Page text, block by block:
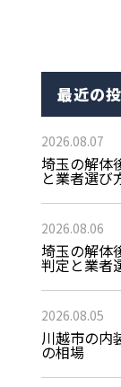
最近の
2026.08.07
埼玉の解体
と業者選び
2026.08.06
埼玉の解体
判定と業者
2026.08.05
川越市の内
の相場